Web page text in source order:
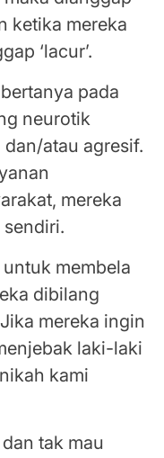
ketika mereka
‘lacur’.
pada
neurotik
atau agresif.
mereka
membela
dibilang
mereka ingin
laki-laki
kami
tak mau